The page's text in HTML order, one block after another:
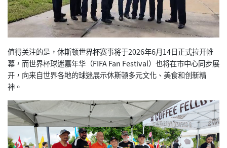
值得关注的是，休斯顿世界杯赛事将于2026年6月14日正式拉开帷
幕，而世界杯球迷嘉年华（FIFA Fan Festival）也将在市中心同步展
开，向来自世界各地的球迷展示休斯顿多元文化、美食和创新精
神。